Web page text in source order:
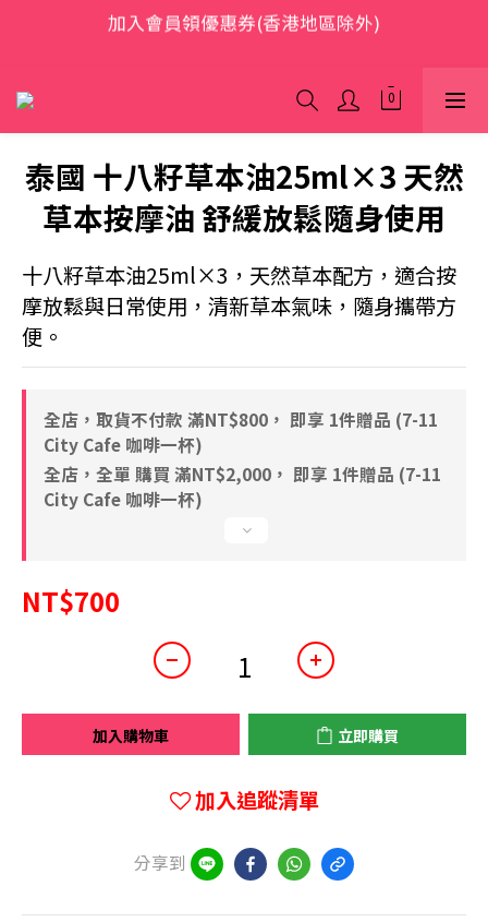
歡迎光臨 S.A.W
品範圍」，商品僅限顧客個人使用
歡迎光臨 S.A.W
泰國 十八籽草本油25ml×3 天然
草本按摩油 舒緩放鬆隨身使用
十八籽草本油25ml×3，天然草本配方，適合按
摩放鬆與日常使用，清新草本氣味，隨身攜帶方
便。
全店，取貨不付款 滿NT$800， 即享 1件贈品 (7-11
City Cafe 咖啡一杯)
全店，全單 購買 滿NT$2,000， 即享 1件贈品 (7-11
City Cafe 咖啡一杯)
NT$700
加入購物車 立即購買
加入追蹤清單
分享到